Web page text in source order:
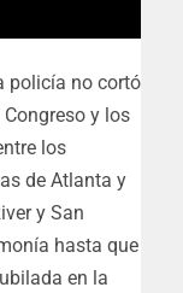
policía no cortó
y los
los
de Atlanta y
y San
hasta que
en la